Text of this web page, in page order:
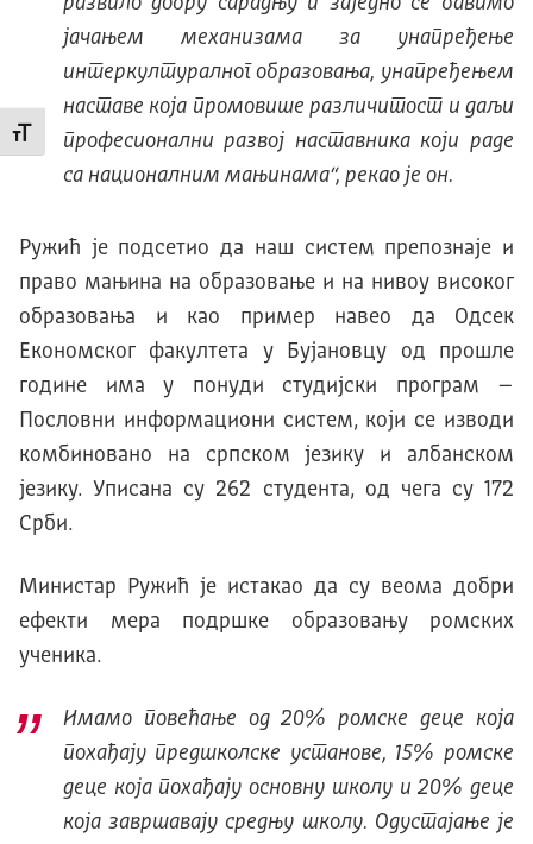
Промени величину слова
јачањем механизама за унапређење
интеркултуралног образовања, унапређењем
наставе која промовише различитост и даљи
професионални развој наставника који раде
са националним мањинама“, рекао је он.
Ружић је подсетио да наш систем препознаје и
право мањина на образовање и на нивоу високог
образовања и као пример навео да Одсек
Економског факултета у Бујановцу од прошле
године има у понуди студијски програм –
Пословни информациони систем, који се изводи
комбиновано на српском језику и албанском
језику. Уписана су 262 студента, од чега су 172
Срби.
Министар Ружић је истакао да су веома добри
ефекти мера подршке образовању ромских
ученика.
Имамо повећање од 20% ромске деце која
похађају предшколске установе, 15% ромске
деце која похађају основну школу и 20% деце
која завршавају средњу школу. Одустајање је